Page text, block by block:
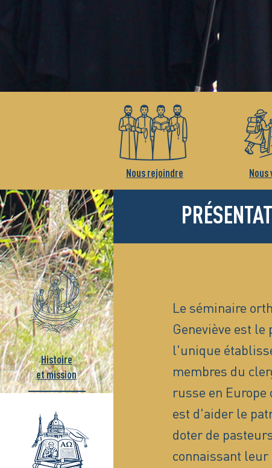
Nous rejoindre
Histoire
et mission
Le séminaire
Geneviève est le
l'unique
membres du
russe en Europe
est d'aider le
doter de
connaissant